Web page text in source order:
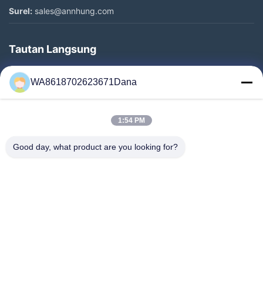
Surel: sales@annhung.com
Tautan Langsung
Rumah
Produk
Tur Pabrik
WA8618702623671Dana
1:54 PM
Good day, what product are you looking for?